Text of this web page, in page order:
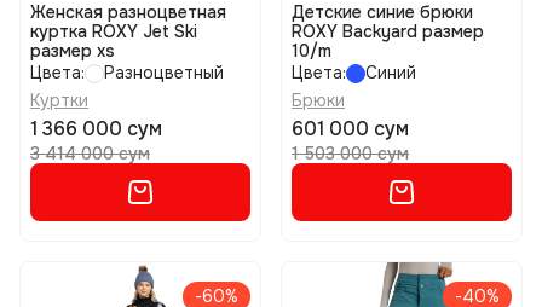
Женская разноцветная
куртка ROXY Jet Ski
размер xs
Цвета:
Разноцветный
Куртки
1 366 000 сум
3 414 000 сум
Детские синие брюки
ROXY Backyard размер
10/m
Цвета:
Синий
Брюки
601 000 сум
1 503 000 сум
-60% -40%